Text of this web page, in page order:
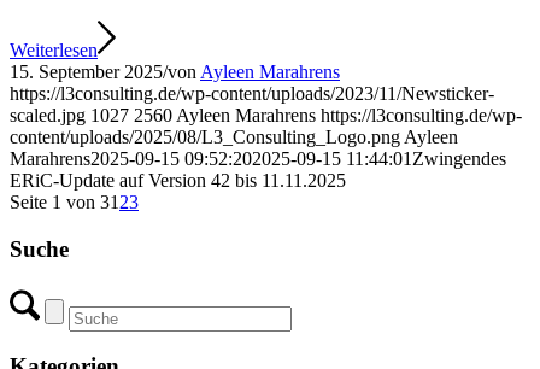
Weiterlesen
15. September 2025/von Ayleen Marahrens
https://l3consulting.de/wp-content/uploads/2023/11/Newsticker-
scaled.jpg 1027 2560 Ayleen Marahrens https://l3consulting.de/wp-
content/uploads/2025/08/L3_Consulting_Logo.png Ayleen
Marahrens2025-09-15 09:52:202025-09-15 11:44:01 Zwingendes
ERiC-Update auf Version 42 bis 11.11.2025
Seite 1 von 31 23
Suche